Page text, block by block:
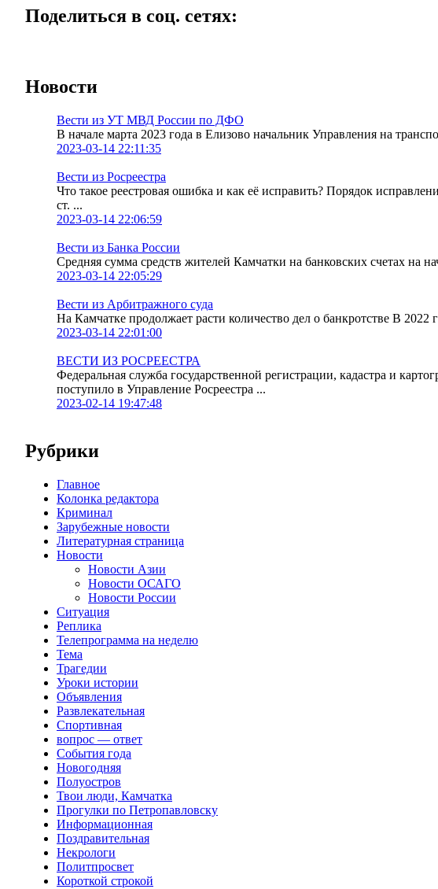
Поделиться в соц. сетях:
Новости
Вести из УТ МВД России по ДФО
В начале марта 2023 года в Елизово начальник Управления на
2023-03-14 22:11:35
Вести из Росреестра
Что такое реестровая ошибка и как её исправить? Порядок
ст. ...
2023-03-14 22:06:59
Вести из Банка России
Средняя сумма средств жителей Камчатки на банковских счетах на
2023-03-14 22:05:29
Вести из Арбитражного суда
На Камчатке продолжает расти количество дел о банкротстве В
2023-03-14 22:01:00
ВЕСТИ ИЗ РОСРЕЕСТРА
Федеральная служба государственной регистрации, кадастра и
поступило в Управление Росреестра ...
2023-02-14 19:47:48
Рубрики
Главное
Колонка редактора
Криминал
Зарубежные новости
Литературная страница
Новости
Новости Азии
Новости ОСАГО
Новости России
Ситуация
Реплика
Телепрограмма на неделю
Тема
Трагедии
Уроки истории
Объявления
Развлекательная
Спортивная
вопрос — ответ
События года
Новогодняя
Полуостров
Твои люди, Камчатка
Прогулки по Петропавловску
Информационная
Поздравительная
Некрологи
Политпросвет
Короткой строкой